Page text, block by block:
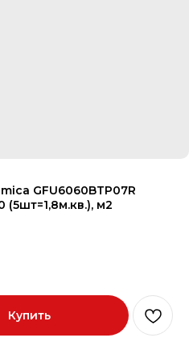
GFU6060BTP07R
(5шт=1,8м.кв.), м2
Купить